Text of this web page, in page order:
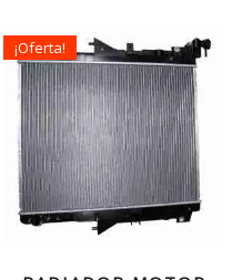
¡Oferta!